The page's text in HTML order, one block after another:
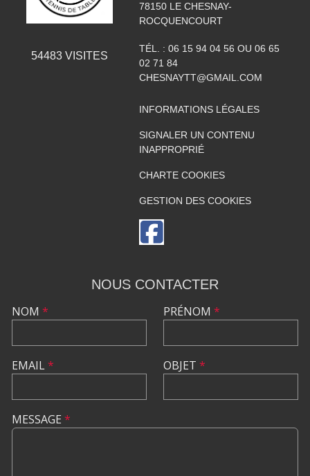
54483VISITES
78150 LE CHESNAY-
ROCQUENCOURT
TÉL. : 06 15 94 04 56 OU 06 65
02 71 84
CHESNAYTT@GMAIL.COM
INFORMATIONS LÉGALES
SIGNALER UN CONTENU
INAPPROPRIÉ
CHARTE COOKIES
GESTION DES COOKIES
NOUS CONTACTER
NOM *
EMAIL*
PRÉNOM *
OBJET *
MESSAGE *